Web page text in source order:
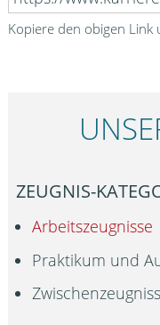
Kopiere den obigen Link
ZEUGNIS-
Arbeitszeugnisse
Praktikum und